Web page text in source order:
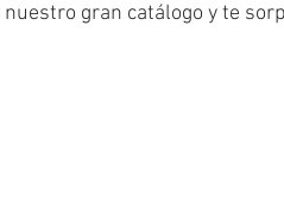
gran catálogo y te